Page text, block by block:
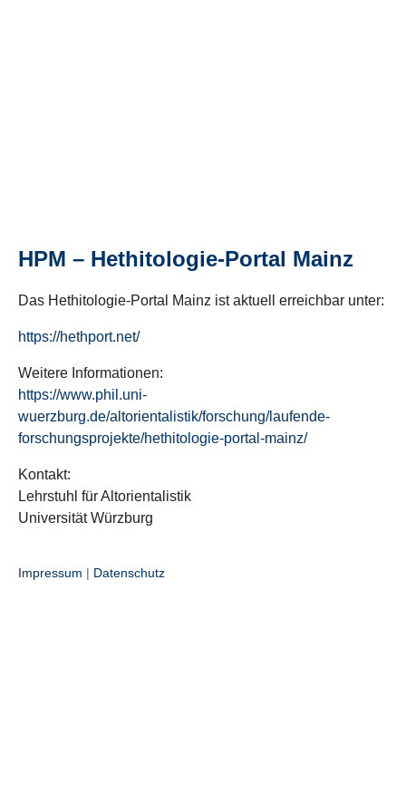
HPM – Hethitologie-Portal Mainz
Das Hethitologie-Portal Mainz ist aktuell erreichbar unter:
https://hethport.net/
Weitere Informationen:
https://www.phil.uni-
wuerzburg.de/altorientalistik/forschung/laufende-
forschungsprojekte/hethitologie-portal-mainz/
Kontakt:
Lehrstuhl für Altorientalistik
Universität Würzburg
Impressum | Datenschutz